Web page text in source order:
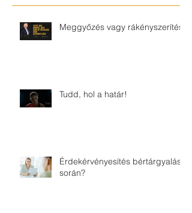
Meggyőzés vagy rákényszerítés?
Tudd, hol a határ!
Érdekérvényesítés bértárgyalás
során?